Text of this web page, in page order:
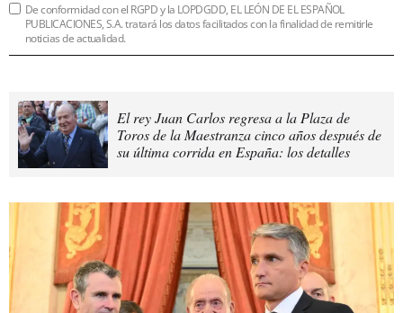
De conformidad con el RGPD y la LOPDGDD, EL LEÓN DE EL ESPAÑOL
PUBLICACIONES, S.A. tratará los datos facilitados con la finalidad de remitirle
noticias de actualidad.
El rey Juan Carlos regresa a la Plaza de
Toros de la Maestranza cinco años después de
su última corrida en España: los detalles